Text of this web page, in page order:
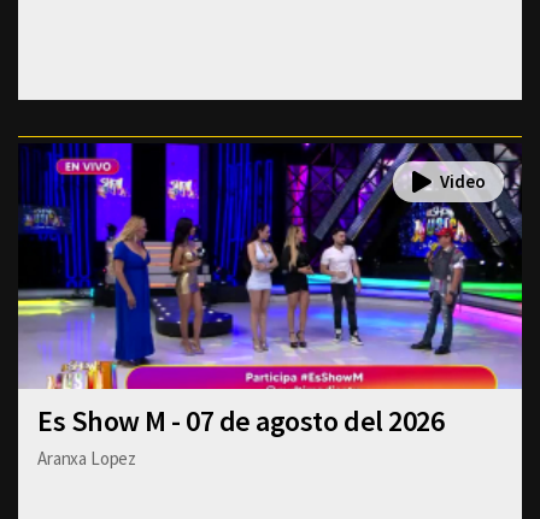
Es Show M - 07 de agosto del 2026
Aranxa Lopez